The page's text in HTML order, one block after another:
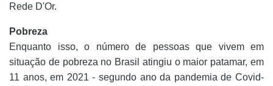
Rede D'Or.
Pobreza
Enquanto isso, o número de pessoas que vivem em
situação de pobreza no Brasil atingiu o maior patamar, em
11 anos, em 2021 - segundo ano da pandemia de Covid-